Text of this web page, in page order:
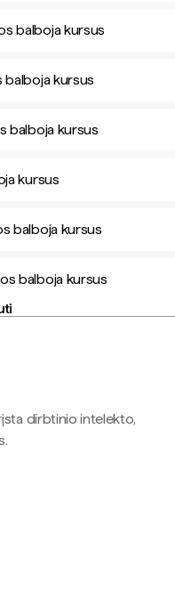
balboja kursus
balboja kursus
balboja kursus
kursus
balboja kursus
balboja kursus
dirbtinio intelekto,